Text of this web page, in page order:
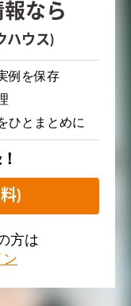
なら
ハウス)
例を保存
ひとまとめに
)
方は